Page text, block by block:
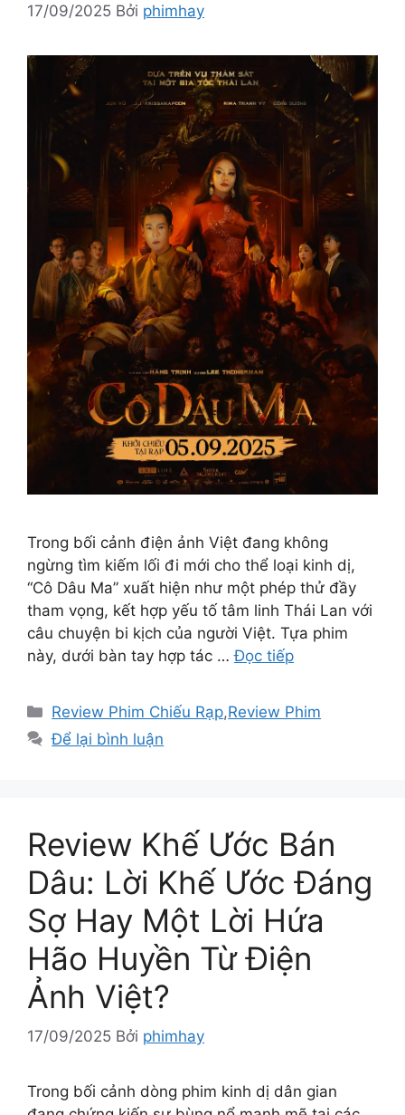
17/09/2025 Bởi phimhay
Trong bối cảnh điện ảnh Việt đang không
ngừng tìm kiếm lối đi mới cho thể loại kinh dị,
“Cô Dâu Ma” xuất hiện như một phép thử đầy
tham vọng, kết hợp yếu tố tâm linh Thái Lan với
câu chuyện bi kịch của người Việt. Tựa phim
này, dưới bàn tay hợp tác …Đọc tiếp
Danh
mục
Review Phim Chiếu Rạp,Review Phim
Để lại bình luận
Review Khế Ước Bán
Dâu: Lời Khế Ước Đáng
Sợ Hay Một Lời Hứa
Hão Huyền Từ Điện
Ảnh Việt?
17/09/2025 Bởi phimhay
Trong bối cảnh dòng phim kinh dị dân gian